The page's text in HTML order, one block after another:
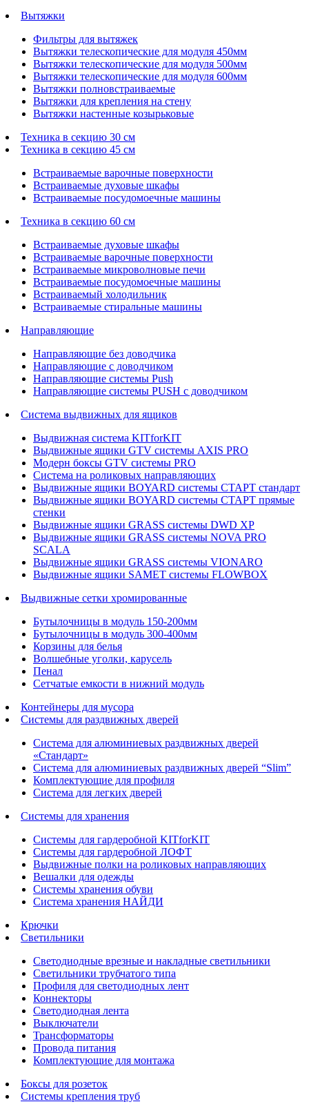
Вытяжки
Фильтры для вытяжек
Вытяжки телескопические для модуля 450мм
Вытяжки телескопические для модуля 500мм
Вытяжки телескопические для модуля 600мм
Вытяжки полновстраиваемые
Вытяжки для крепления на стену
Вытяжки настенные козырьковые
Техника в секцию 30 см
Техника в секцию 45 см
Встраиваемые варочные поверхности
Встраиваемые духовые шкафы
Встраиваемые посудомоечные машины
Техника в секцию 60 см
Встраиваемые духовые шкафы
Встраиваемые варочные поверхности
Встраиваемые микроволновые печи
Встраиваемые посудомоечные машины
Встраиваемый холодильник
Встраиваемые стиральные машины
Направляющие
Направляющие без доводчика
Направляющие с доводчиком
Направляющие системы Push
Направляющие системы PUSH с доводчиком
Система выдвижных для ящиков
Выдвижная система KITforKIT
Выдвижные ящики GTV системы AXIS PRO
Модерн боксы GTV системы PRO
Система на роликовых направляющих
Выдвижные ящики BOYARD системы СТАРТ стандарт
Выдвижные ящики BOYARD системы СТАРТ прямые
стенки
Выдвижные ящики GRASS системы DWD XP
Выдвижные ящики GRASS системы NOVA PRO
SCALA
Выдвижные ящики GRASS системы VIONARO
Выдвижные ящики SAMET системы FLOWBOX
Выдвижные сетки хромированные
Бутылочницы в модуль 150-200мм
Бутылочницы в модуль 300-400мм
Корзины для белья
Волшебные уголки, карусель
Пенал
Cетчатые емкости в нижний модуль
Контейнеры для мусора
Системы для раздвижных дверей
Система для алюминиевых раздвижных дверей
«Стандарт»
Система для алюминиевых раздвижных дверей “Slim”
Комплектующие для профиля
Система для легких дверей
Системы для хранения
Системы для гардеробной KITforKIT
Системы для гардеробной ЛОФТ
Выдвижные полки на роликовых направляющих
Вешалки для одежды
Системы хранения обуви
Система хранения НАЙДИ
Крючки
Светильники
Светодиодные врезные и накладные светильники
Светильники трубчатого типа
Профиля для светодиодных лент
Коннекторы
Светодиодная лента
Выключатели
Трансформаторы
Провода питания
Комплектующие для монтажа
Боксы для розеток
Системы крепления труб